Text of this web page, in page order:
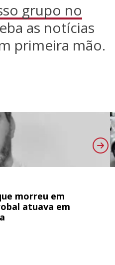
grupo no
as notícias
primeira mão.
morreu em
atuava em